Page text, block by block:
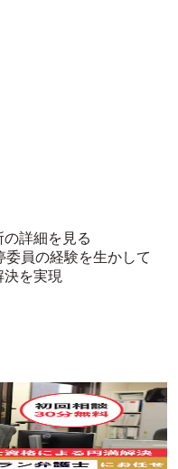
の詳細を見る
員の経験を生かして
決を実現